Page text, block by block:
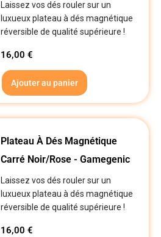
Laissez vos dés rouler sur un
luxueux plateau à dés magnétique
réversible de qualité supérieure !
16,00€
Ajouter au panier
Plateau À Dés Magnétique
Carré Noir/Rose - Gamegenic
Laissez vos dés rouler sur un
luxueux plateau à dés magnétique
réversible de qualité supérieure !
16,00€